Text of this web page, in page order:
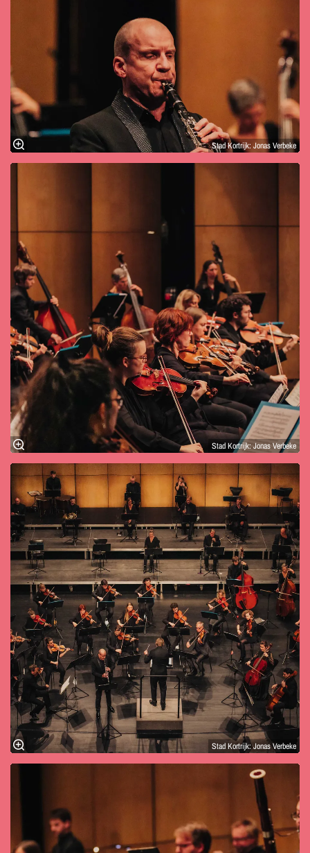
Stad Kortrijk: Jonas Verbeke
Stad Kortrijk: Jonas Verbeke
Stad Kortrijk: Jonas Verbeke